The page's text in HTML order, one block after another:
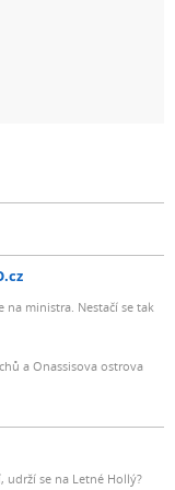
na ministra. Nestačí se tak
a Onassisova ostrova
udrží se na Letné Hollý?